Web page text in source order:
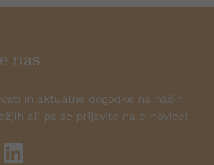
nas
in aktualne dogodke na naših
ali pa se prijavite na e-novice!